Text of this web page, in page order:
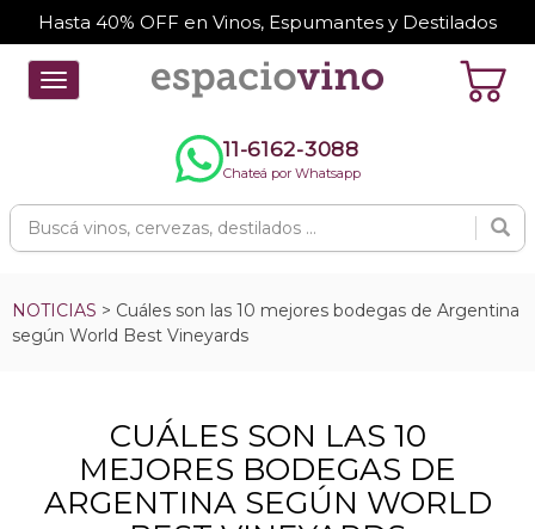
Hasta 40% OFF en Vinos, Espumantes y Destilados
Toggle
navigation
11-6162-3088
Chateá por Whatsapp
NOTICIAS > Cuáles son las 10 mejores bodegas de Argentina
según World Best Vineyards
CUÁLES SON LAS 10
MEJORES BODEGAS DE
ARGENTINA SEGÚN WORLD